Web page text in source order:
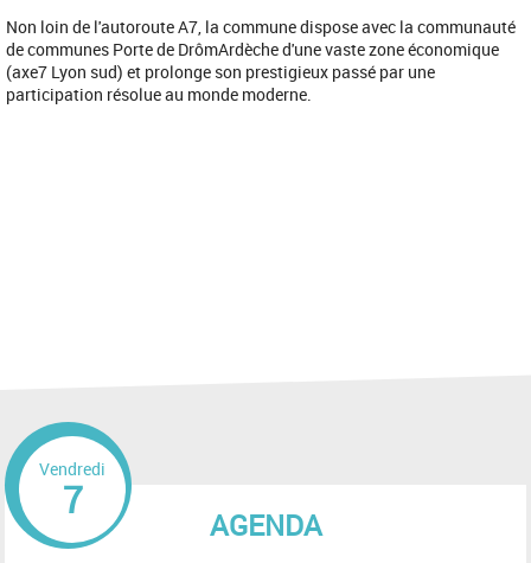
Non loin de l'autoroute A7, la commune dispose avec la communauté
de communes Porte de DrômArdèche d'une vaste zone économique
(axe7 Lyon sud) et prolonge son prestigieux passé par une
participation résolue au monde moderne.
AGENDA
Vendredi
7